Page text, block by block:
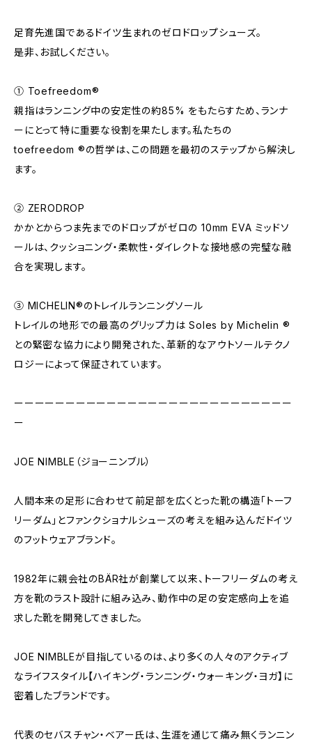
足育先進国であるドイツ生まれのゼロドロップシューズ。
是非、お試しください。
① Toefreedom®
親指はランニング中の安定性の約85% をもたらすため、ランナ
ーにとって特に重要な役割を果たします。私たちの
toefreedom ®の哲学は、この問題を最初のステップから解決し
ます。
② ZERODROP
かかとからつま先までのドロップがゼロの 10mm EVA ミッドソ
ールは、クッショニング・柔軟性・ダイレクトな接地感の完璧な融
合を実現します。
③ MICHELIN®のトレイルランニングソール
トレイルの地形での最高のグリップ力は Soles by Michelin ®
との緊密な協力により開発された、革新的なアウトソールテクノ
ロジーによって保証されています。
ーーーーーーーーーーーーーーーーーーーーーーーーーーー
ー
JOE NIMBLE（ジョーニンブル）
人間本来の足形に合わせて前足部を広くとった靴の構造「トーフ
リーダム」とファンクショナルシューズの考えを組み込んだドイツ
のフットウェアブランド。
1982年に親会社のBÄR社が創業して以来、トーフリーダムの考え
方を靴のラスト設計に組み込み、動作中の足の安定感向上を追
求した靴を開発してきました。
JOE NIMBLEが目指しているのは、より多くの人々のアクティブ
なライフスタイル【ハイキング・ランニング・ウォーキング・ヨガ】に
密着したブランドです。
代表のセバスチャン・ベアー氏は、生涯を通じて痛み無くランニン